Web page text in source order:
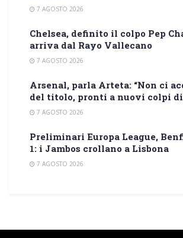
7 AGOSTO 2026
Chelsea, definito il colpo Pep
arriva dal Rayo Vallecano
7 AGOSTO 2026
Arsenal, parla Arteta: “Non ci
del titolo, pronti a nuovi colpi di
7 AGOSTO 2026
Preliminari Europa League,
1: i Jambos crollano a Lisbona
7 AGOSTO 2026